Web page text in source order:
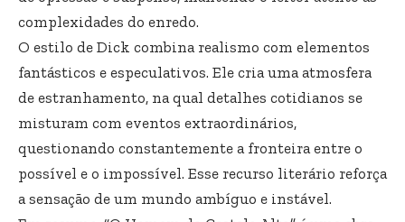
complexidades do enredo.
O estilo de Dick combina realismo com elementos
fantásticos e especulativos. Ele cria uma atmosfera
de estranhamento, na qual detalhes cotidianos se
misturam com eventos extraordinários,
questionando constantemente a fronteira entre o
possível e o impossível. Esse recurso literário reforça
a sensação de um mundo ambíguo e instável.